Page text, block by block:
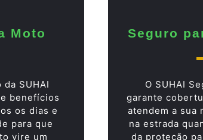
Moto
SUHAI
benefícios
os dias e
para que
vire um
Seguro
O SUHAI
garante
atendem a sua
na estrada
da proteção